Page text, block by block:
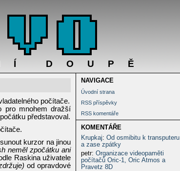
DOUPĚ
NAVIGACE
Úvodní strana
RSS příspěvky
RSS komentáře
KOMENTÁŘE
Krupkaj: Od osmibitu k transputeru
a zase zpátky
petr: Organizace videopaměti
počítačů Oric-1, Oric Atmos a
Pravetz 8D
počítače.
pro mnohem dražší
představoval.
kurzor na jinou
neměl zpočátku ani
Raskina uživatele
od opravdové